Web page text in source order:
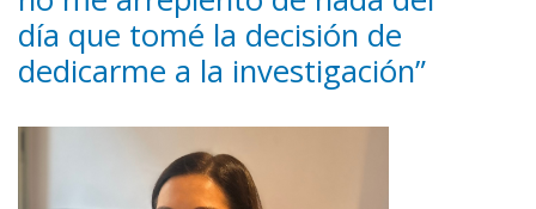
día que tomé la decisión de
dedicarme a la investigación”